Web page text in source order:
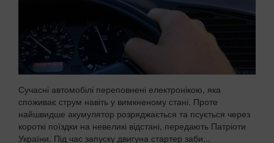
Сучасні автомобілі переповнені електронікою, яка
споживає струм навіть у вимкненому стані. Проте
найшвидше акумулятор розряджається та псується через
короткі поїздки на невеликі відстані, передають Патріоти
України. Під час запуску двигуна стартер заби...